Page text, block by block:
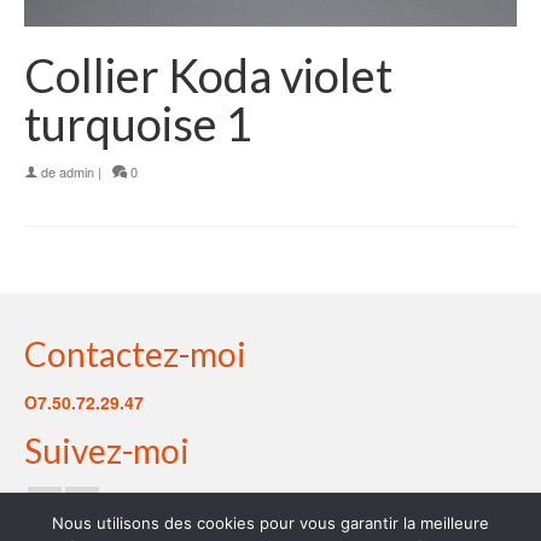
Collier Koda violet
turquoise 1
deadmin | 0
Contactez-moi
O7.50.72.29.47
Suivez-moi
Nous utilisons des cookies pour vous garantir la meilleure